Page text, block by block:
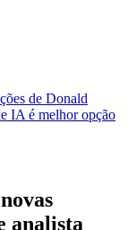
de Donald
IA é melhor opção
analista